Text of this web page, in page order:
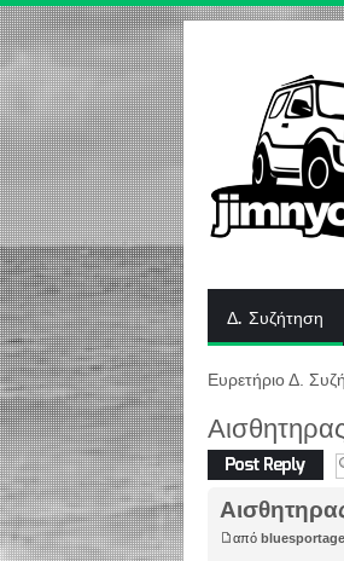
Δ. Συζήτηση
Ευρετήριο Δ.
Δημιουργία
απάντησης
από bluesportage